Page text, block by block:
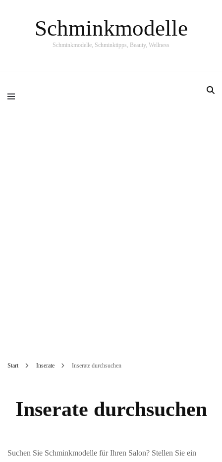
Schminkmodelle
Schminkmodelle, Schminktipps, Beauty, Wellness
Start Inserate Inserate durchsuchen
Inserate durchsuchen
Suchen Sie Schminkmodelle für Ihren Salon? Stellen Sie ein